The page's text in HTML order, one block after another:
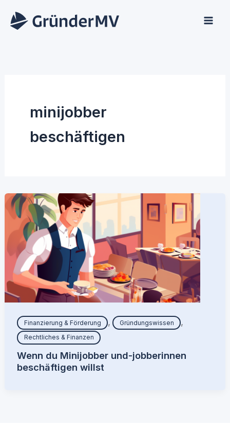
Inhalt
minijobber
beschäftigen
Finanzierung & Förderung , Gründungswissen ,
Rechtliches & Finanzen
Wenn du Minijobber und-jobberinnen
beschäftigen willst